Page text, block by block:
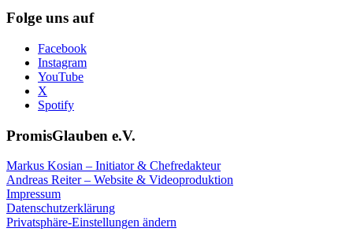
Folge uns auf
Facebook
Instagram
YouTube
X
Spotify
PromisGlauben e.V.
Markus Kosian – Initiator & Chefredakteur
Andreas Reiter – Website & Videoproduktion
Impressum
Datenschutzerklärung
Privatsphäre-Einstellungen ändern